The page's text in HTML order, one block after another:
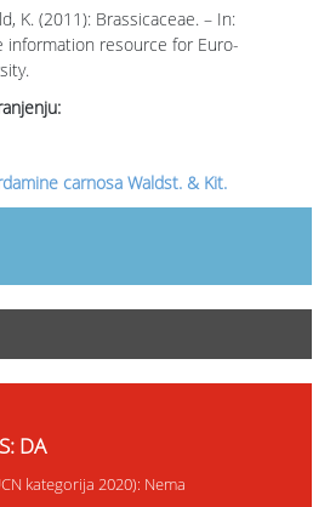
K. (2011): Brassicaceae. – In:
information resource for Euro-
carnosa Waldst. & Kit.
DA
kategorija 2020): Nema